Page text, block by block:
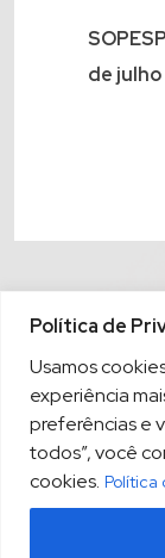
Política de
Usamos
experiência
preferências e
todos”, você
cookies. Política
de julho